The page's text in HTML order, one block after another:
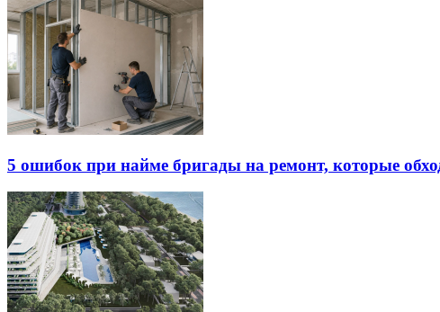
5 ошибок при найме бригады на ремонт, которые